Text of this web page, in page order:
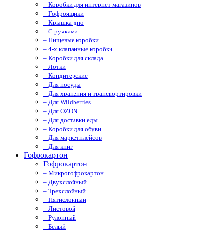
– Коробки для интернет-магазинов
– Гофроящики
– Крышка-дно
– С ручками
– Пищевые коробки
– 4-х клапанные коробки
– Коробки для склада
– Лотки
– Кондитерские
– Для посуды
– Для хранения и транспортировки
– Для Wildberries
– Для OZON
– Для доставки еды
– Коробки для обуви
– Для маркетплейсов
– Для книг
Гофрокартон
Гофрокартон
– Микрогофрокартон
– Двухслойный
– Трехслойный
– Пятислойный
– Листовой
– Рулонный
– Белый